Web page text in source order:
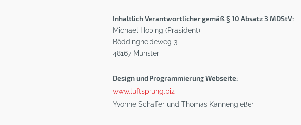
Inhaltlich Verantwortlicher gemäß § 10 Absatz 3 MDStV:
Michael Höbing (Präsident)
Böddingheideweg 3
48167 Münster
Design und Programmierung Webseite:
www.luftsprung.biz
Yvonne Schäffer und Thomas Kannengießer